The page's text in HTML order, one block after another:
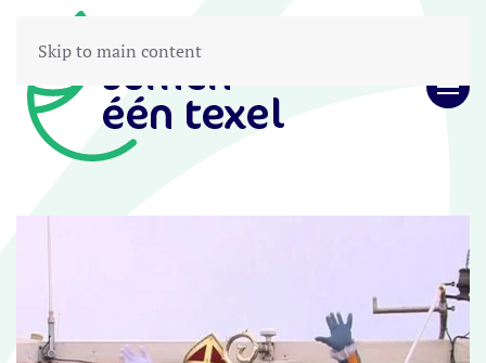
Skip to main content